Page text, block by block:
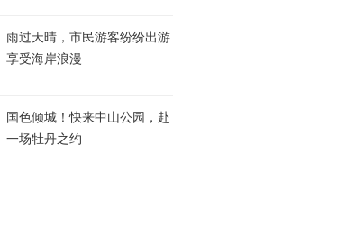
雨过天晴，市民游客纷纷出游
享受海岸浪漫
国色倾城！快来中山公园，赴
一场牡丹之约